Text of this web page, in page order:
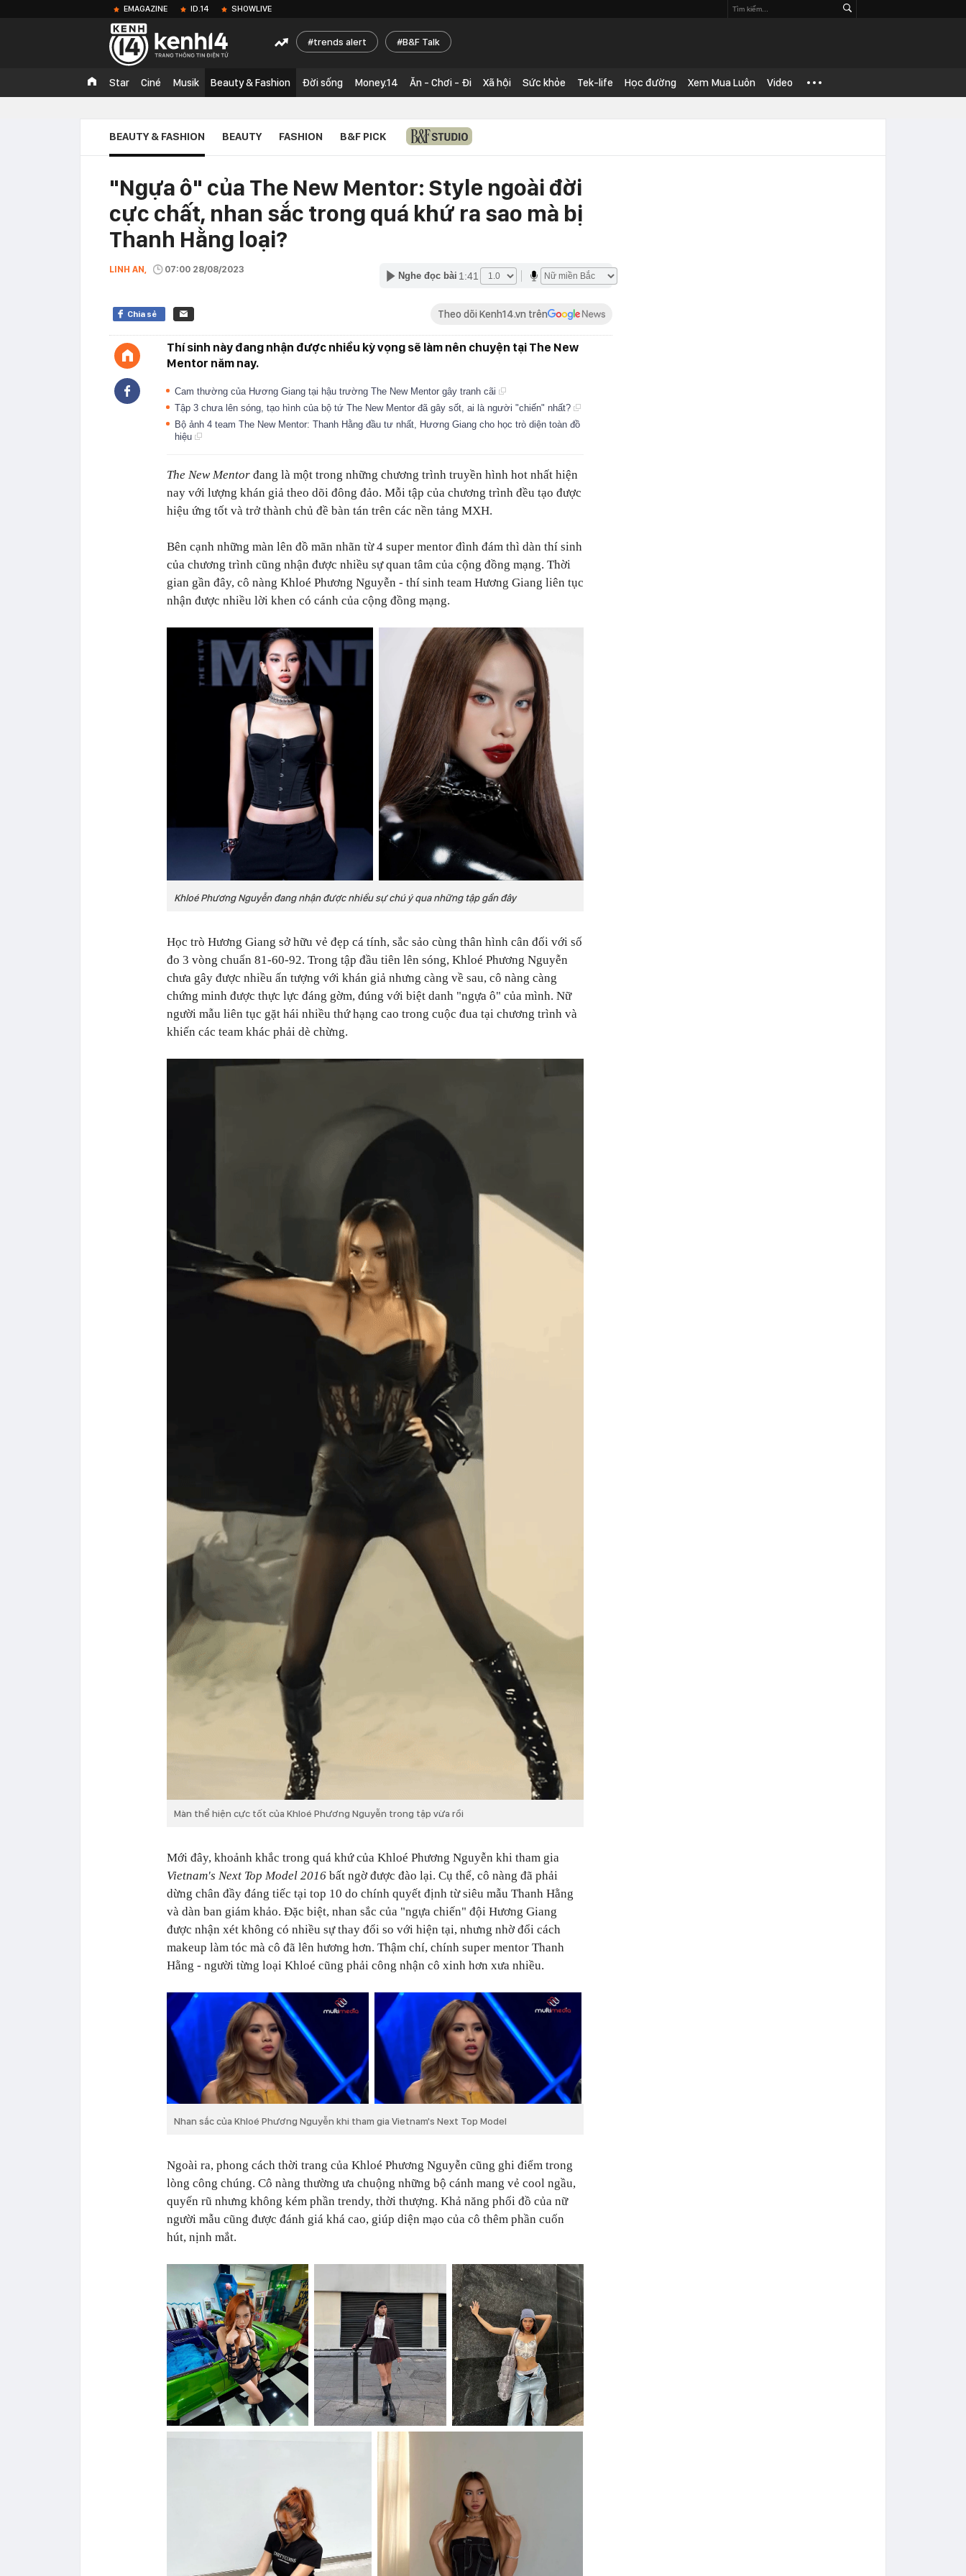
EMAGAZINE ID.14 SHOWLIVE
trends alert B&F Talk
Star Ciné Musik Beauty & Fashion Đời sống Money.14 Ăn - Chơi - Đi Xã hội Sức khỏe Tek-life Học đường Xem Mua Luôn Video
BEAUTY & FASHION BEAUTY FASHION B&F PICK
"Ngựa ô" của The New Mentor: Style ngoài đời
cực chất, nhan sắc trong quá khứ ra sao mà bị
Thanh Hằng loại?
LINH AN, 07:00 28/08/2023
Nghe đọc bài 1:41
Chia sẻ Theo dõi Kenh14.vn trên
Thí sinh này đang nhận được nhiều kỳ vọng sẽ làm nên chuyện tại The New
Mentor năm nay.
Cam thường của Hương Giang tại hậu trường The New Mentor gây tranh cãi
Tập 3 chưa lên sóng, tạo hình của bộ tứ The New Mentor đã gây sốt, ai là người "chiến" nhất?
Bộ ảnh 4 team The New Mentor: Thanh Hằng đầu tư nhất, Hương Giang cho học trò diện toàn đồ
hiệu
The New Mentor đang là một trong những chương trình truyền hình hot nhất hiện
nay với lượng khán giả theo dõi đông đảo. Mỗi tập của chương trình đều tạo được
hiệu ứng tốt và trở thành chủ đề bàn tán trên các nền tảng MXH.
Bên cạnh những màn lên đồ mãn nhãn từ 4 super mentor đình đám thì dàn thí sinh
của chương trình cũng nhận được nhiều sự quan tâm của cộng đồng mạng. Thời
gian gần đây, cô nàng Khloé Phương Nguyễn - thí sinh team Hương Giang liên tục
nhận được nhiều lời khen có cánh của cộng đồng mạng.
Khloé Phương Nguyễn đang nhận được nhiều sự chú ý qua những tập gần đây
Học trò Hương Giang sở hữu vẻ đẹp cá tính, sắc sảo cùng thân hình cân đối với số
đo 3 vòng chuẩn 81-60-92. Trong tập đầu tiên lên sóng, Khloé Phương Nguyễn
chưa gây được nhiều ấn tượng với khán giả nhưng càng về sau, cô nàng càng
chứng minh được thực lực đáng gờm, đúng với biệt danh "ngựa ô" của mình. Nữ
người mẫu liên tục gặt hái nhiều thứ hạng cao trong cuộc đua tại chương trình và
khiến các team khác phải dè chừng.
Màn thể hiện cực tốt của Khloé Phương Nguyễn trong tập vừa rồi
Mới đây, khoảnh khắc trong quá khứ của Khloé Phương Nguyễn khi tham gia
Vietnam's Next Top Model 2016 bất ngờ được đào lại. Cụ thể, cô nàng đã phải
dừng chân đầy đáng tiếc tại top 10 do chính quyết định từ siêu mẫu Thanh Hằng
và dàn ban giám khảo. Đặc biệt, nhan sắc của "ngựa chiến" đội Hương Giang
được nhận xét không có nhiều sự thay đổi so với hiện tại, nhưng nhờ đổi cách
makeup làm tóc mà cô đã lên hương hơn. Thậm chí, chính super mentor Thanh
Hằng - người từng loại Khloé cũng phải công nhận cô xinh hơn xưa nhiều.
Nhan sắc của Khloé Phương Nguyễn khi tham gia Vietnam's Next Top Model
Ngoài ra, phong cách thời trang của Khloé Phương Nguyễn cũng ghi điểm trong
lòng công chúng. Cô nàng thường ưa chuộng những bộ cánh mang vẻ cool ngầu,
quyến rũ nhưng không kém phần trendy, thời thượng. Khả năng phối đồ của nữ
người mẫu cũng được đánh giá khá cao, giúp diện mạo của cô thêm phần cuốn
hút, nịnh mắt.